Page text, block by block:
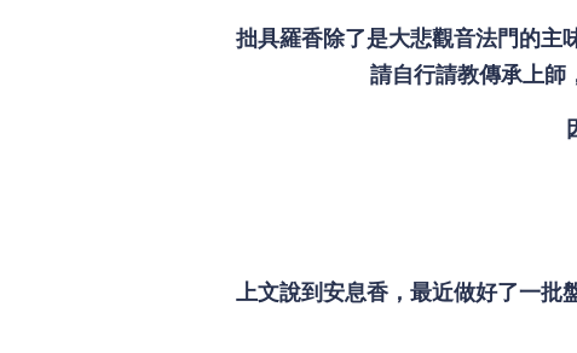
拙具羅香除了是大悲觀音法門的主
請自行請教傳承上師
上文說到安息香，最近做好了一批